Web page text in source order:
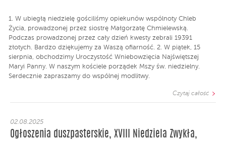
1. W ubiegłą niedzielę gościliśmy opiekunów wspólnoty Chleb
Życia, prowadzonej przez siostrę Małgorzatę Chmielewską.
Podczas prowadzonej przez cały dzień kwesty zebrali 19391
złotych. Bardzo dziękujemy za Waszą ofiarność. 2. W piątek, 15
sierpnia, obchodzimy Uroczystość Wniebowzięcia Najświętszej
Maryi Panny. W naszym kościele porządek Mszy św. niedzielny.
Serdecznie zapraszamy do wspólnej modlitwy.
Czytaj całość
02.08.2025
Ogłoszenia duszpasterskie, XVIII Niedziela Zwykła,